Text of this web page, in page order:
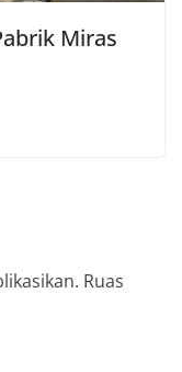
Miras
Ruas